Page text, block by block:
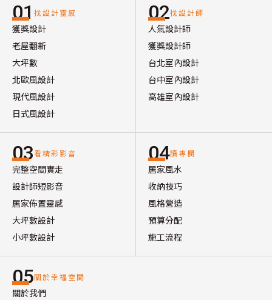
01 找設計靈感
獲獎設計
老屋翻新
大坪數
北歐風設計
現代風設計
日式風設計
02找設計師
人氣設計師
獲獎設計師
台北室內設計
台中室內設計
高雄室內設計
03看精彩影音
完整空間實走
設計師短影音
居家佈置靈感
大坪數設計
小坪數設計
04讀專欄
居家風水
收納技巧
風格營造
預算分配
施工流程
05關於幸福空間
關於我們